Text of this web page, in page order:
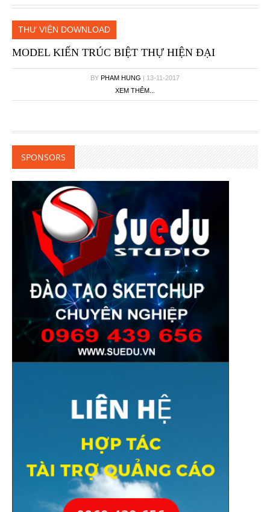
THƯ VIỆN DOWNLOAD
MODEL KIẾN TRÚC BIỆT THỰ HIỆN ĐẠI
BY PHAM HUNG | 13-11-2017
XEM THÊM...
SPONSORS